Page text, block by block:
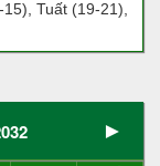
Tuất (19-21),
►